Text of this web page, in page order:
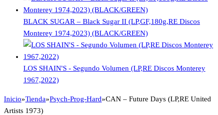
BLACK SUGAR – Black Sugar II (LP,GF,180g,RE Discos
Monterey 1974,2023) (BLACK/GREEN)
LOS SHAIN'S - Segundo Volumen (LP,RE Discos Monterey
1967,2022)
Inicio»Tienda»Psych-Prog-Hard»CAN – Future Days (LP,RE United
Artists 1973)